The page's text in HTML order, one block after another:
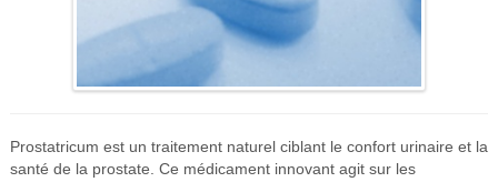
Prostatricum est un traitement naturel ciblant le confort urinaire et la
santé de la prostate. Ce médicament innovant agit sur les